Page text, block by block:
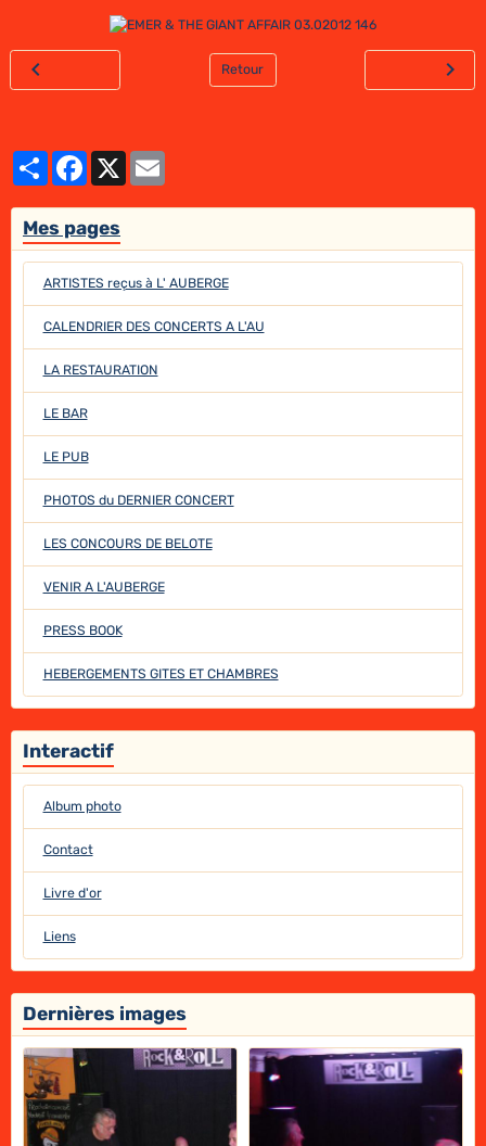
Retour
PartagerFacebook
X
Mes pages
ARTISTES reçus à L' AUBERGE
CALENDRIER DES CONCERTS A L'AU
LA RESTAURATION
LE BAR
LE PUB
PHOTOS du DERNIER CONCERT
LES CONCOURS DE BELOTE
VENIR A L'AUBERGE
PRESS BOOK
HEBERGEMENTS GITES ET CHAMBRES
Interactif
Album photo
Contact
Livre d'or
Liens
Dernières images